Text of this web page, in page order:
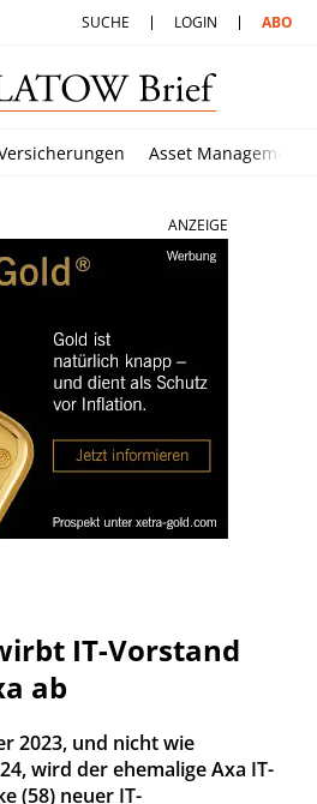
SUCHE LOGIN ABO
Asset Management
ANZEIGE
IT-Vorstand
ab
2023, und nicht wie
wird der ehemalige Axa IT-
(58) neuer IT-